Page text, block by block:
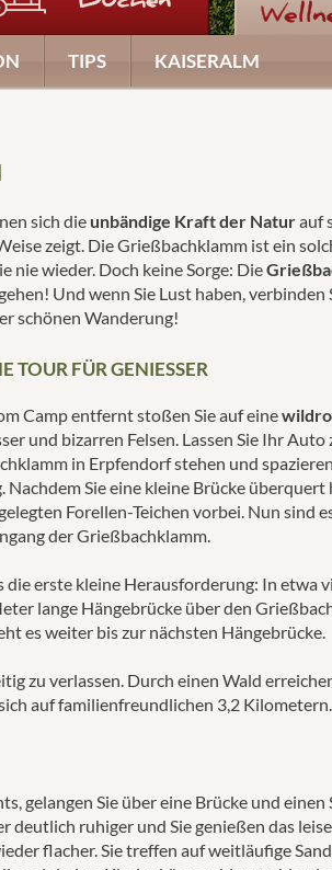
TIPS KAISERALM
sich die unbändige Kraft der Naturauf
zeigt. Die Grießbachklamm ist ein
nie wieder. Doch keine Sorge: Die
Und wenn Sie Lust haben, verbinden
schönen Wanderung!
TOUR FÜR GENIESSER
Camp entfernt stoßen Sie auf eine
und bizarren Felsen. Lassen Sie Ihr Auto
in Erpfendorf stehen und
Sie eine kleine Brücke überquert
Forellen-Teichen vorbei. Nun sind
der Grießbachklamm.
erste kleine Herausforderung: In etwa
lange Hängebrücke über den
es weiter bis zur nächsten Hängebrücke.
zu verlassen. Durch einen Wald
auf familienfreundlichen 3,2 Kilometern.
gelangen Sie über eine Brücke und einen
deutlich ruhiger und Sie genießen das
flacher. Sie treffen auf weitläufige